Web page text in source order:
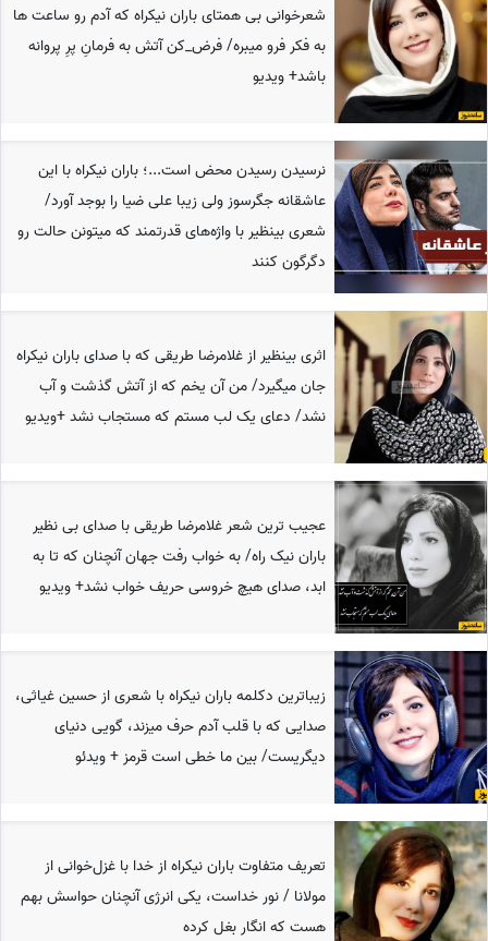
شعرخوانی بی همتای باران نیکراه که آدم رو ساعت ها
به فکر فرو میبره/ فرض_کن آتش به فرمانِ پرِ پروانه
باشد+ ویدیو
نرسیدن رسیدن محض است...؛ باران نیکراه با این
عاشقانه جگرسوز ولی زیبا علی ضیا را بوجد آورد/
شعری بینظیر با واژه‌های قدرتمند که میتونن حالت رو
دگرگون کنند
اثری بینظیر از غلامرضا طریقی که با صدای باران نیکراه
جان میگیرد/ من آن یخم که از آتش گذشت و آب
نشد/ دعای یک لب مستم که مستجاب نشد +ویدیو
عجیب ترین شعر غلامرضا طریقی با صدای بی نظیر
باران نیک راه/ به‌ خواب رفت جهان آنچنان که تا به
ابد، صدای هیچ خروسی حریف خواب نشد+ ویدیو
زیباترین دکلمه باران نیکراه با شعری از حسین غیاثی،
صدایی که با قلب آدم حرف میزند، گویی دنیای
دیگریست/ بین ما خطی است قرمز + ویدئو
تعریف متفاوت باران نیکراه از خدا با غزل‌خوانی از
مولانا / نور خداست، یکی انرژی آنچنان حواسش بهم
هست که انگار بغل کرده